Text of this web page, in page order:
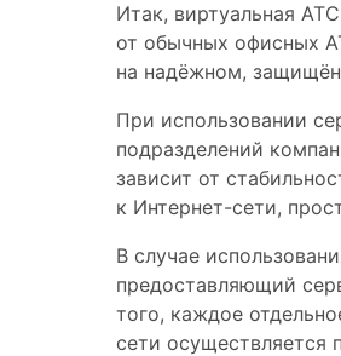
Итак, виртуальная
от обычных офисных
на надёжном,
При использовании
подразделений
зависит от
к Интернет-сети,
В случае
предоставляющий
того, каждое
сети осуществляется